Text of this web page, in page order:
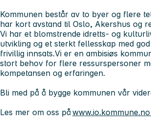
Kommunen består av to byer og flere
har kort avstand til Oslo, Akershus og
Vi har et blomstrende idretts- og
utvikling og et sterkt fellesskap med
frivillig innsats.Vi er en ambisiøs
stort behov for flere ressurspersoner
kompetansen og erfaringen.
Bli med på å bygge kommunen vår
Les mer om oss påwww.io.kommune.no